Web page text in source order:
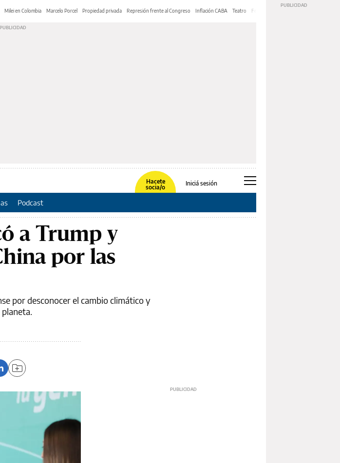
Milei en Colombia Marcelo Porcel Propiedad privada Represión frente al Congreso Inflación CABA Teatro Feria de Editores
Hacete
socia/o
Iniciá sesión
Podcast
a Trump y
por las
por desconocer el cambio climático y